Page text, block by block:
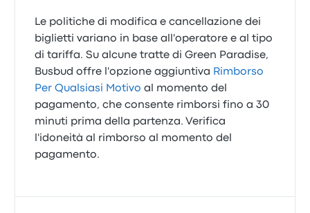
Le politiche di modifica e cancellazione dei
biglietti variano in base all'operatore e al tipo
di tariffa. Su alcune tratte di Green Paradise,
Busbud offre l'opzione aggiuntiva Rimborso
Per Qualsiasi Motivo al momento del
pagamento, che consente rimborsi fino a 30
minuti prima della partenza. Verifica
l'idoneità al rimborso al momento del
pagamento.